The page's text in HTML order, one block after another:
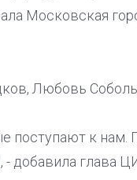
Московская
Любовь
поступают к нам.
- добавила глава